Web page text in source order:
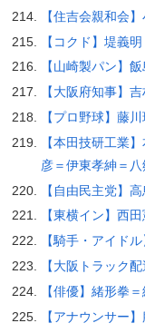
【住吉会親和会
【コクド】堤義明
【山崎製パン】
【大阪府知事】
【プロ野球】藤川
【本田技研工業
彦＝伊東孝紳＝八
【自由民主党】
【東横イン】西
【騎手・アイド
【大阪トラック
【俳優】緒形拳
【アナウンサー